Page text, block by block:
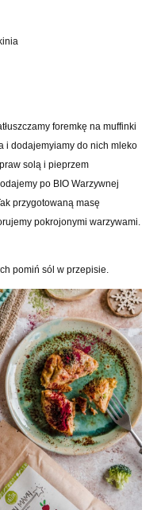
foremkę na muffinki
i dodajemyiamy do nich mleko
solą i pieprzem
po BIO Warzywnej
przygotowaną masę
pokrojonymi warzywami.
pomiń sól w przepisie.